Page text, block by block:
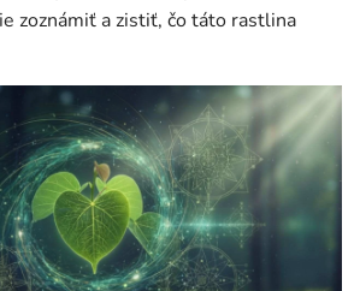
zoznámiť a zistiť, čo táto rastlina